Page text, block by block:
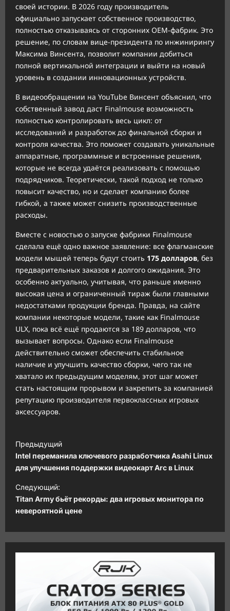
своей истории. В 2026 году производитель
официально запускает собственное производство,
полностью отказываясь от сторонних OEM-фабрик. Это
решение, по словам вице-президента по инжинирингу
Максима Винсента, позволит компании добиться
полной вертикальной интеграции и выйти на новый
уровень в создании инновационных устройств.
В видеообращении на YouTube Винсент объяснил, что
собственный завод даст Finalmouse возможность
полностью контролировать весь цикл: от
исследований и разработок до финальной сборки и
контроля качества. Это поможет создавать уникальные
аппаратные, программные и встроенные решения,
которые не всегда удаётся реализовать с помощью
подрядчиков. Теоретически, такой подход не только
повысит качество, но и сделает компанию более
гибкой, а также может снизить производственные
расходы.
Вместе с новостью о запуске фабрики Finalmouse
сделала ещё одно важное заявление: все флагманские
модели мышей теперь будут стоить 175 долларов, без
предварительных заказов и долгого ожидания. Это
особенно актуально, учитывая, что раньше именно
высокая цена и ограниченный тираж были главными
недостатками продукции бренда. Правда, на сайте
компании некоторые модели, такие как Finalmouse
ULX, пока всё ещё продаются за 189 долларов, что
вызывает вопросы. Однако если Finalmouse
действительно сможет обеспечить стабильное
наличие и улучшить качество сборки, чего так не
хватало их предыдущим моделям, этот шаг может
стать настоящим прорывом и закрепить за компанией
репутацию производителя первоклассных игровых
аксессуаров.
а
в
и
г
а
ц
Предыдущий
Intel переманила ключевого разработчика Asahi Linux
для улучшения поддержки видеокарт Arc в Linux
Следующий:
Titan Army бьёт рекорды: два игровых монитора по
невероятной цене